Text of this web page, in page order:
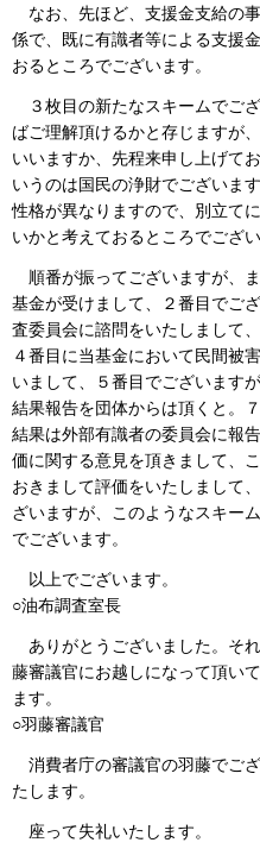
なお、先ほど、支援金支給の
係で、既に有識者等による支援
おるところでございます。
３枚目の新たなスキームでご
ばご理解頂けるかと存じますが
いいますか、先程来申し上げて
いうのは国民の浄財でございま
性格が異なりますので、別立て
いかと考えておるところでござい
順番が振ってございますが、
基金が受けまして、２番目でご
査委員会に諮問をいたしまして
４番目に当基金において民間被
いまして、５番目でございます
結果報告を団体からは頂くと。
結果は外部有識者の委員会に報
価に関する意見を頂きまして、
おきまして評価をいたしまして
ざいますが、このようなスキー
でございます。
以上でございます。
○油布調査室長
ありがとうございました。そ
藤審議官にお越しになって頂い
ます。
○羽藤審議官
消費者庁の審議官の羽藤でご
たします。
座って失礼いたします。